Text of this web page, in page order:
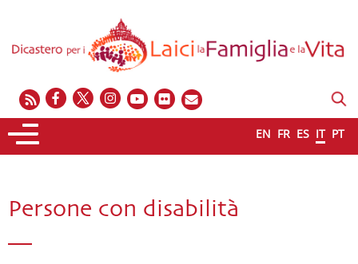
EN FR ES IT PT
Persone con disabilità